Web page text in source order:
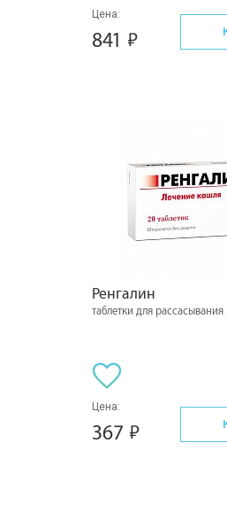
Цена:
841
Ренгалин
таблетки для
Цена:
367